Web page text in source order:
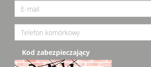
Kod zabezpieczający